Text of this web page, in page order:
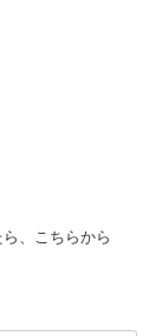
、こちらから